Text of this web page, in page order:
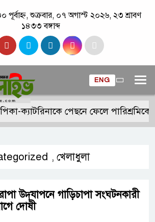
পূর্বাহ্ন, শুক্রবার, ০৭ অগাস্ট ২০২৬, ২৩ শ্রাবণ
১৪৩৩ বঙ্গাব্দ
ENG
ক্যাটরিনাকে পেছনে ফেলে
, খেলাধুলা
উদ্‌যাপনে গাড়িচাপা সংঘটনকারী
দোষী